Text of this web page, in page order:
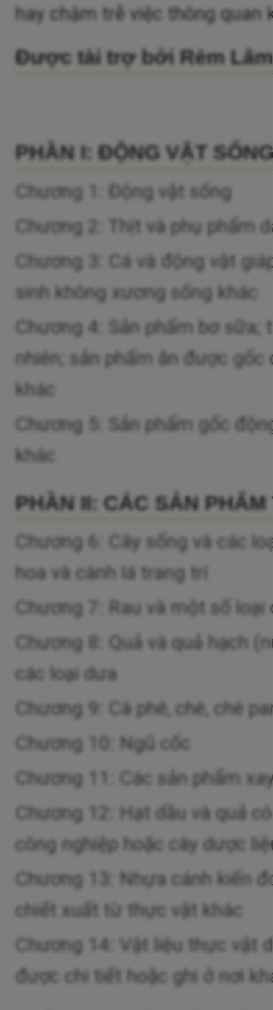
hay chậm trễ việc thông quan
Được tài trợ bởi Rèm
PHẦN I: ĐỘNG VẬT
Chương 1: Động vật sống
Chương 2: Thịt và phụ phẩm
Chương 3: Cá và động vật
sinh không xương sống khác
Chương 4: Sản phẩm bơ
nhiên; sản phẩm ăn được
khác
Chương 5: Sản phẩm gốc
khác
PHẦN II: CÁC SẢN
Chương 6: Cây sống và các
hoa và cành lá trang trí
Chương 7: Rau và một số
Chương 8: Quả và quả hạch
các loại dưa
Chương 9: Cà phê, chè, chè
Chương 10: Ngũ cốc
Chương 11: Các sản phẩm
Chương 12: Hạt dầu và quả
công nghiệp hoặc cây dược
Chương 13: Nhựa cánh kiến
chiết xuất từ thực vật khác
Chương 14: Vật liệu thực vật
được chi tiết hoặc ghi ở nơi